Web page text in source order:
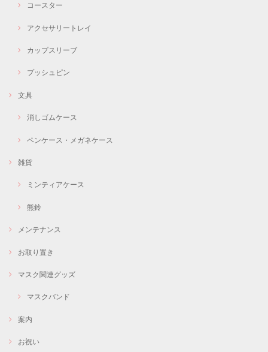
コースター
アクセサリートレイ
カップスリーブ
プッシュピン
文具
消しゴムケース
ペンケース・メガネケース
雑貨
ミンティアケース
熊鈴
メンテナンス
お取り置き
マスク関連グッズ
マスクバンド
案内
お祝い